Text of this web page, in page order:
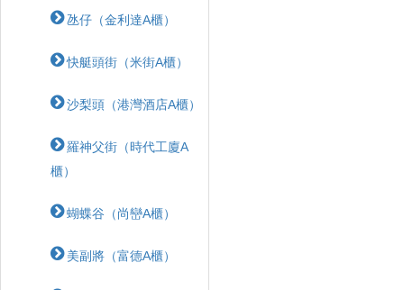
氹仔（金利達A櫃）
快艇頭街（米街A櫃）
沙梨頭（港灣酒店A櫃）
羅神父街（時代工廈A
櫃）
蝴蝶⾕（尚巒A櫃）
美副將（富德A櫃）